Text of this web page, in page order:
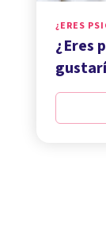
¿ERES
¿Eres